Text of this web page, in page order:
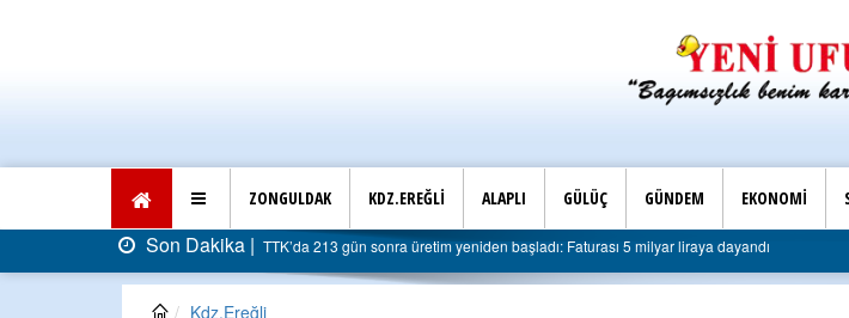
ZONGULDAK KDZ.EREĞLİ ALAPLI GÜLÜÇ GÜNDEM EKONOMİ
gün sonra üretim yeniden başladı: Faturası 5 milyar liraya dayandı Son Dakika |AK Parti Ereğli İlçe
Kdz.Ereğli